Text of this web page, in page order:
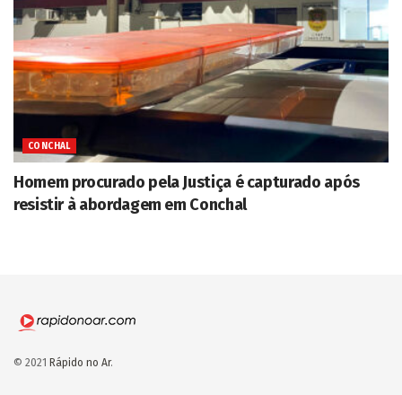
CONCHAL
Homem procurado pela Justiça é capturado após
resistir à abordagem em Conchal
© 2021 Rápido no Ar.